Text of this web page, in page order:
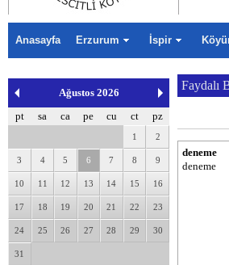
Anasayfa Erzurum İspir
Ağustos 2026
pt
sa ca pe cu ct pz
1 2
3 4 5 6 7 8 9
10 11 12 13 14 15 16
17 18 19 20 21 22 23
24 25 26 27 28 29 30
31
Faydalı
deneme
deneme